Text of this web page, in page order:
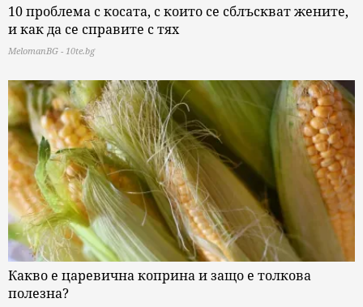
10 проблема с косата, с които се сблъскват жените,
и как да се справите с тях
MelomanBG - 10te.bg
Какво е царевична коприна и защо е толкова
полезна?